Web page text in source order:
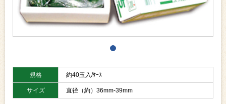
産地出荷カレンダー
マイページ
規格 約40玉入/ｹｰｽ
サイズ 直径（約）36mm-39mm